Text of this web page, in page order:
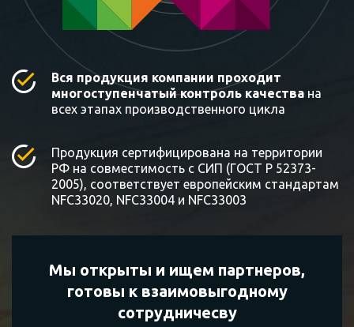
Вся продукция компании проходит
многоступенчатый контроль качества на
всех этапах производственного цикла
Продукция сертифицирована на территории
РФ на совместимость с СИП (ГОСТ Р 52373-
2005), соответствует европейским стандартам
NFC33020, NFC33004 и NFC33003
Мы открыты и ищем партнеров,
готовы квзаимовыгодному
сотрудничесву